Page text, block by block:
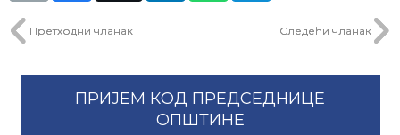
Претходни чланак Следећи чланак
ПРИЈЕМ КОД ПРЕДСЕДНИЦЕ
ОПШТИНЕ